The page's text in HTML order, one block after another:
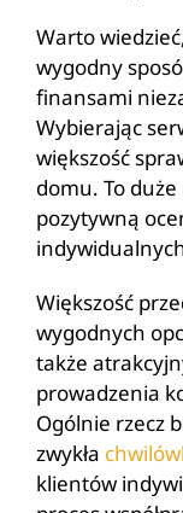
Warto
wygodny
finansami
Wybierając
większość
domu. To
pozytywną
Większość
wygodnych
także
prowadzenia
Ogólnie rzecz
zwykła
klientów